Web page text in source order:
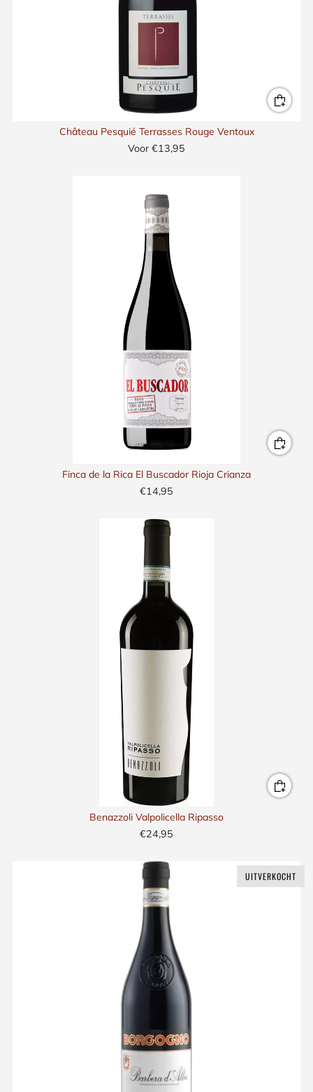
Château Pesquié Terrasses Rouge Ventoux
Voor €13,95
Finca de la Rica El Buscador Rioja Crianza
€14,95
Benazzoli Valpolicella Ripasso
€24,95
UITVERKOCHT